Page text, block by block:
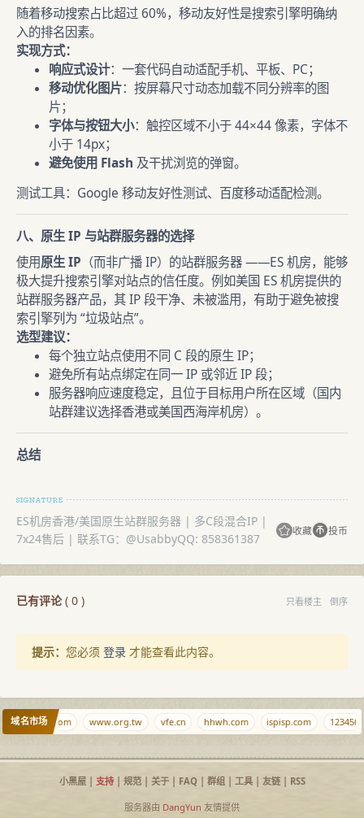
随着移动搜索占比超过 60%，移动友好性是搜索引擎明确纳
入的排名因素。
实现方式：
响应式设计：一套代码自动适配手机、平板、PC；
移动优化图片：按屏幕尺寸动态加载不同分辨率的图
片；
字体与按钮大小：触控区域不小于 44×44 像素，字体不
小于 14px；
避免使用 Flash 及干扰浏览的弹窗。
测试工具：Google 移动友好性测试、百度移动适配检测。
八、原生 IP 与站群服务器的选择
使用原生 IP （而非广播 IP）的站群服务器 ——ES 机房，能够
极大提升搜索引擎对站点的信任度。例如美国 ES 机房提供的
站群服务器产品，其 IP 段干净、未被滥用，有助于避免被搜
索引擎列为 “垃圾站点”。
选型建议：
每个独立站点使用不同 C 段的原生 IP；
避免所有站点绑定在同一 IP 或邻近 IP 段；
服务器响应速度稳定，且位于目标用户所在区域（国内
站群建议选择香港或美国西海岸机房）。
总结
词、链接、结构、速度、移动适配、社交传播等多个维度持续
投入。请务必遵守搜索引擎的规则，不要使用任何黑帽 SEO
手法（如隐藏文本、链接农场、自动跳转等），否则轻则降
真正的 SEO 红利来自于对用户需求的深刻满足与对技术细节
的扎实执行。借助优质的站群服务器（如 ES 机房的原生 IP 产
品）与上述策略，您的站点将在搜索引擎中获得更稳定的排名
ES 机房是一个非常好的站群服务器租用机房，它提供了丰富
点。原生 IP 的优势可以大大提高搜索引擎排名。
更好地优化你的站点的 SEO。
E3 1TBSATA/240GSSD 16GB 100M/G 口 20TB 244/23
2/208IP
E5 1TBSATA 16GB 100M/G 口 20TB 244/232/208IP
ES机房香港/美国原生站群服务器 | 多C段混合IP |
7x24售后 | 联系TG：@UsabbyQQ: 858361387
收藏 投币
已有评论( 0 ) 只看楼主 倒序
提示： 您必须 登录 才能查看此内容。
域名市场
diaozhui.com www.org.tw vfe.cn hhwh.com ispisp.com 123456.si
小黑屋| 支持| 规范| 关于| FAQ| 群组| 工具| 友链| RSS
服务器由 DangYun 友情提供